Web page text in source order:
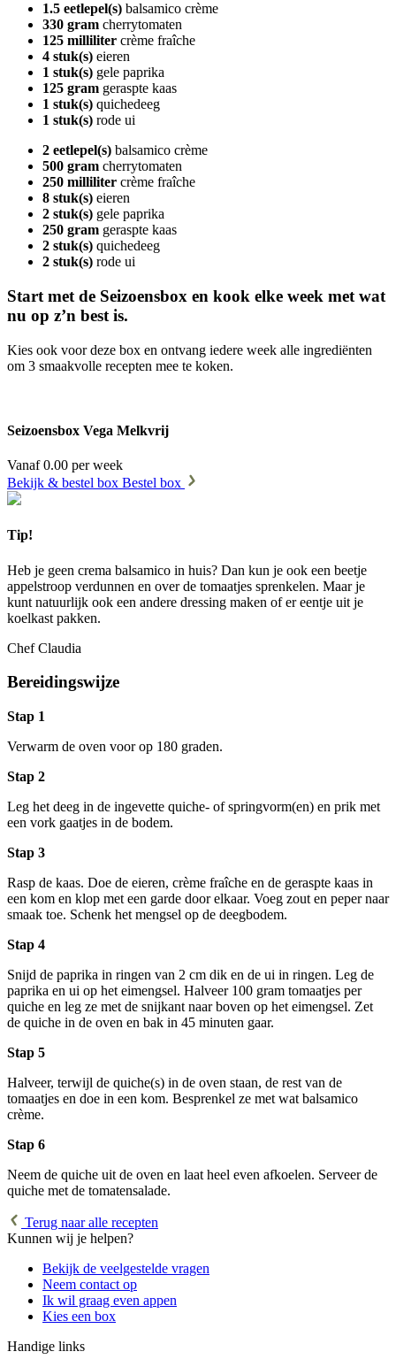
1.5 eetlepel(s) balsamico crème
330 gram cherrytomaten
125 milliliter crème fraîche
4 stuk(s) eieren
1 stuk(s) gele paprika
125 gram geraspte kaas
1 stuk(s) quichedeeg
1 stuk(s) rode ui
2 eetlepel(s) balsamico crème
500 gram cherrytomaten
250 milliliter crème fraîche
8 stuk(s) eieren
2 stuk(s) gele paprika
250 gram geraspte kaas
2 stuk(s) quichedeeg
2 stuk(s) rode ui
Start met de Seizoensbox en kook elke week met wat
nu op z’n best is.
Kies ook voor deze box en ontvang iedere week alle ingrediënten
om 3 smaakvolle recepten mee te koken.
Seizoensbox Vega Melkvrij
Vanaf 0.00 per week
Bekijk & bestel box Bestel box
Tip!
Heb je geen crema balsamico in huis? Dan kun je ook een beetje
appelstroop verdunnen en over de tomaatjes sprenkelen. Maar je
kunt natuurlijk ook een andere dressing maken of er eentje uit je
koelkast pakken.
Chef Claudia
Bereidingswijze
Stap 1
Verwarm de oven voor op 180 graden.
Stap 2
Leg het deeg in de ingevette quiche- of springvorm(en) en prik met
een vork gaatjes in de bodem.
Stap 3
Rasp de kaas. Doe de eieren, crème fraîche en de geraspte kaas in
een kom en klop met een garde door elkaar. Voeg zout en peper naar
smaak toe. Schenk het mengsel op de deegbodem.
Stap 4
Snijd de paprika in ringen van 2 cm dik en de ui in ringen. Leg de
paprika en ui op het eimengsel. Halveer 100 gram tomaatjes per
quiche en leg ze met de snijkant naar boven op het eimengsel. Zet
de quiche in de oven en bak in 45 minuten gaar.
Stap 5
Halveer, terwijl de quiche(s) in de oven staan, de rest van de
tomaatjes en doe in een kom. Besprenkel ze met wat balsamico
crème.
Stap 6
Neem de quiche uit de oven en laat heel even afkoelen. Serveer de
quiche met de tomatensalade.
Terug naar alle recepten
Kunnen wij je helpen?
Bekijk de veelgestelde vragen
Neem contact op
Ik wil graag even appen
Kies een box
Handige links